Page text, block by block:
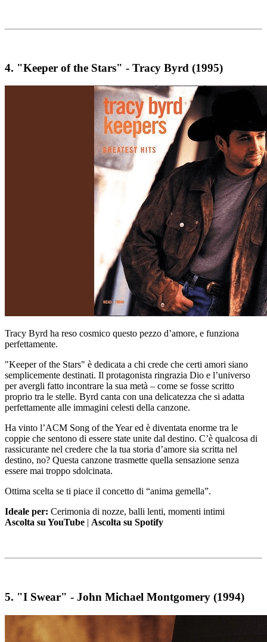
4. "Keeper of the Stars" - Tracy Byrd (1995)
Tracy Byrd ha reso cosmico questo pezzo d’amore, e funziona
perfettamente.
"Keeper of the Stars" è dedicata a chi crede che certi amori siano
semplicemente destinati. Il protagonista ringrazia Dio e l’universo
per avergli fatto incontrare la sua metà – come se fosse scritto
proprio tra le stelle. Byrd canta con una delicatezza che si adatta
perfettamente alle immagini celesti della canzone.
Ha vinto l’ACM Song of the Year ed è diventata enorme tra le
coppie che sentono di essere state unite dal destino. C’è qualcosa di
rassicurante nel credere che la tua storia d’amore sia scritta nel
destino, no? Questa canzone trasmette quella sensazione senza
essere mai troppo sdolcinata.
Ottima scelta se ti piace il concetto di “anima gemella”.
Ideale per: Cerimonia di nozze, balli lenti, momenti intimi
Ascolta su YouTube | Ascolta su Spotify
5. "I Swear" - John Michael Montgomery (1994)